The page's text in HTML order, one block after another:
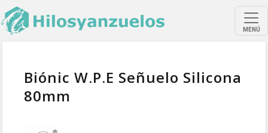
MENÚ
Biónic W.P.E Señuelo Silicona
80mm